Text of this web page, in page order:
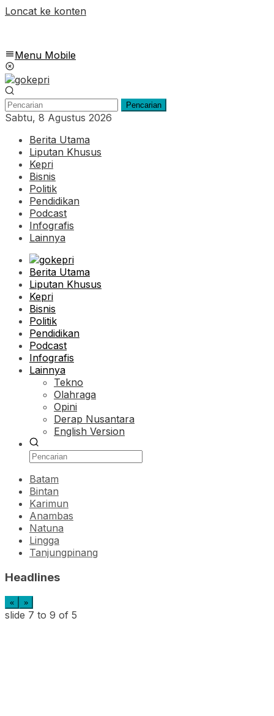
Loncat ke konten
Menu Mobile
Pencarian
Sabtu, 8 Agustus 2026
Berita Utama
Liputan Khusus
Kepri
Bisnis
Politik
Pendidikan
Podcast
Infografis
Lainnya
Berita Utama
Liputan Khusus
Kepri
Bisnis
Politik
Pendidikan
Podcast
Infografis
Lainnya
Tekno
Olahraga
Opini
Derap Nusantara
English Version
Batam
Bintan
Karimun
Anambas
Natuna
Lingga
Tanjungpinang
Headlines
« »
slide 7 to 9 of 5